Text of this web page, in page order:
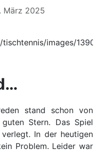
März 2025
stand schon von
Stern. Das Spiel
In der heutigen
Problem. Leider war